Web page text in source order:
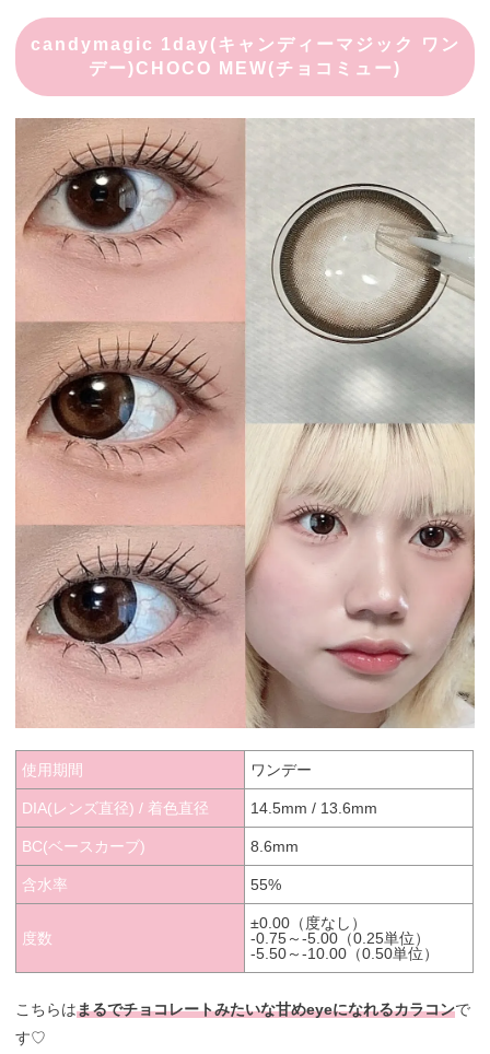
candymagic 1day(キャンディーマジック ワン
デー)CHOCO MEW(チョコミュー)
使用期間 ワンデー
DIA(レンズ直径) / 着色直径 14.5mm / 13.6mm
BC(ベースカーブ) 8.6mm
含水率 55%
度数
±0.00（度なし）
-0.75～-5.00（0.25単位）
-5.50～-10.00（0.50単位）
こちらはまるでチョコレートみたいな甘めeyeになれるカラコンで
す♡